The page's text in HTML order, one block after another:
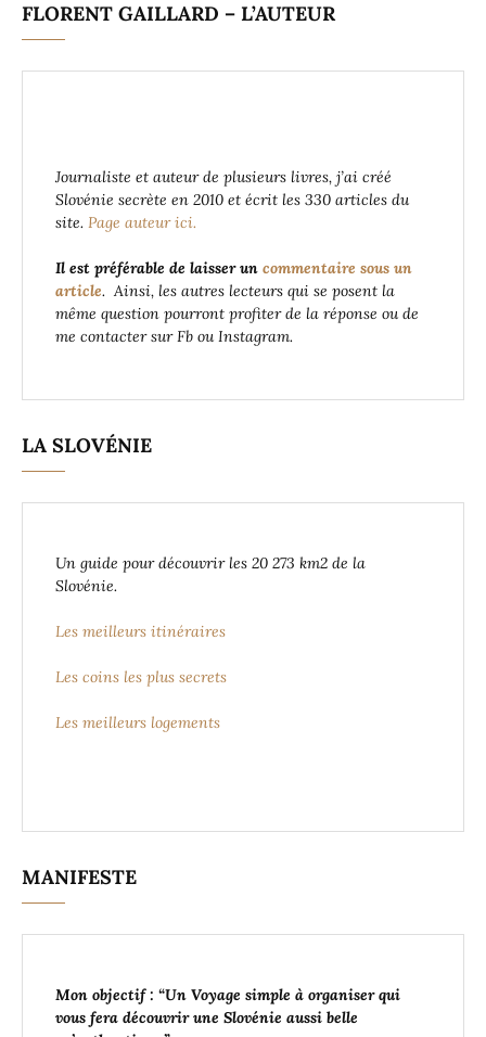
FLORENT GAILLARD – L’AUTEUR
Journaliste et auteur de plusieurs livres, j’ai créé
Slovénie secrète en 2010 et écrit les 330 articles du
site. Page auteur ici.
Il est préférable de laisser un commentaire sous un
article. Ainsi, les autres lecteurs qui se posent la
même question pourront profiter de la réponse ou de
me contacter sur Fb ou Instagram.
LA SLOVÉNIE
Un guide pour découvrir les 20 273 km2 de la
Slovénie.
Les meilleurs itinéraires
Les coins les plus secrets
Les meilleurs logements
MANIFESTE
Mon objectif : “Un Voyage simple à organiserqui
vous fera découvrir une Slovénie aussi belle